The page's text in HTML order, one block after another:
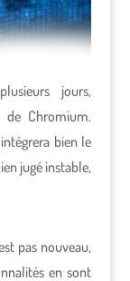
jours,
Chromium.
bien le
jugé instable,
pas nouveau,
en sont